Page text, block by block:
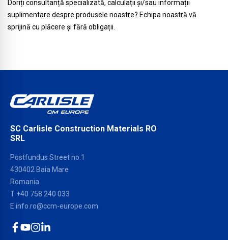
ulterioare.
în
Doriți consultanță specializată, calculații și/sau informații
suplimentare despre produsele noastre? Echipa noastră vă
sprijină cu plăcere și fără obligații.
SC Carlisle Construction Materials RO
SRL
Postfundus Street no.1
430402 Baia Mare
Romania
T +40 758 240 033
E info.ro@ccm-europe.com